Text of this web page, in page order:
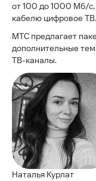
от 100 до 1000 Мб/с,
кабелю цифровое ТВ.
МТС предлагает
дополнительные
ТВ-каналы.
Наталья Курлат